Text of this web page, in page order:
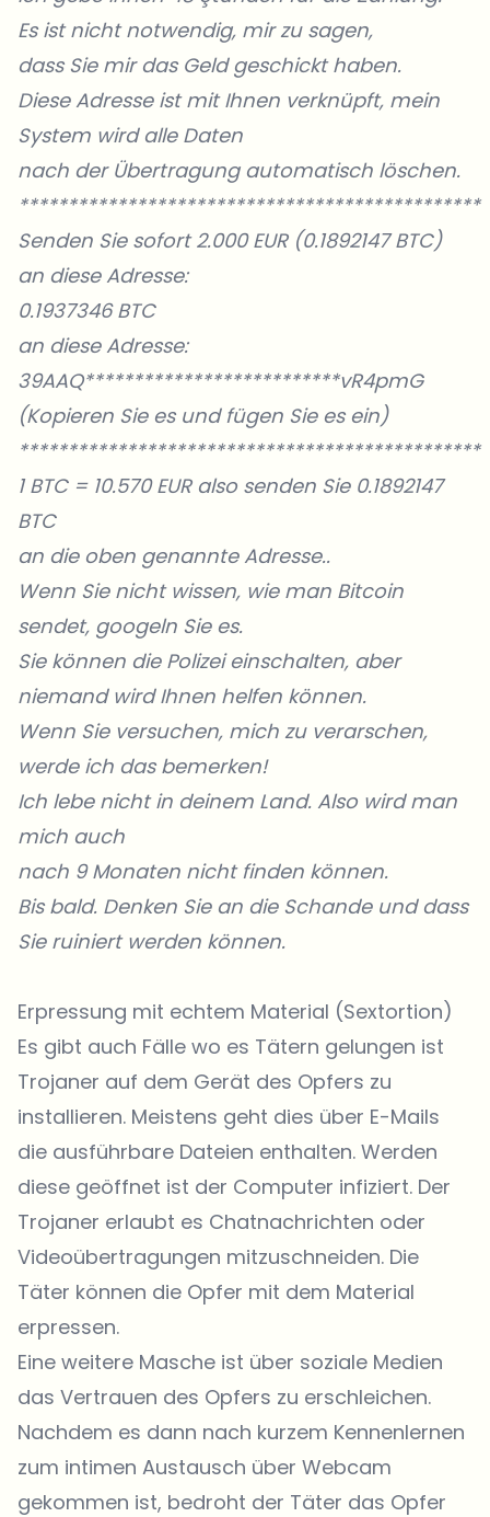
Es ist nicht notwendig, mir zu sagen,
dass Sie mir das Geld geschickt haben.
Diese Adresse ist mit Ihnen verknüpft, mein
System wird alle Daten
nach der Übertragung automatisch löschen.
***********************************************
Senden Sie sofort 2.000 EUR (0.1892147 BTC)
an diese Adresse:
0.1937346 BTC
an diese Adresse:
39AAQ**************************vR4pmG
(Kopieren Sie es und fügen Sie es ein)
***********************************************
1 BTC = 10.570 EUR also senden Sie 0.1892147
BTC
an die oben genannte Adresse..
Wenn Sie nicht wissen, wie man Bitcoin
sendet, googeln Sie es.
Sie können die Polizei einschalten, aber
niemand wird Ihnen helfen können.
Wenn Sie versuchen, mich zu verarschen,
werde ich das bemerken!
Ich lebe nicht in deinem Land. Also wird man
mich auch
nach 9 Monaten nicht finden können.
Bis bald. Denken Sie an die Schande und dass
Sie ruiniert werden können.
Erpressung mit echtem Material (Sextortion)
Es gibt auch Fälle wo es Tätern gelungen ist
Trojaner auf dem Gerät des Opfers zu
installieren. Meistens geht dies über E-Mails
die ausführbare Dateien enthalten. Werden
diese geöffnet ist der Computer infiziert. Der
Trojaner erlaubt es Chatnachrichten oder
Videoübertragungen mitzuschneiden. Die
Täter können die Opfer mit dem Material
erpressen.
Eine weitere Masche ist über soziale Medien
das Vertrauen des Opfers zu erschleichen.
Nachdem es dann nach kurzem Kennenlernen
zum intimen Austausch über Webcam
gekommen ist, bedroht der Täter das Opfer